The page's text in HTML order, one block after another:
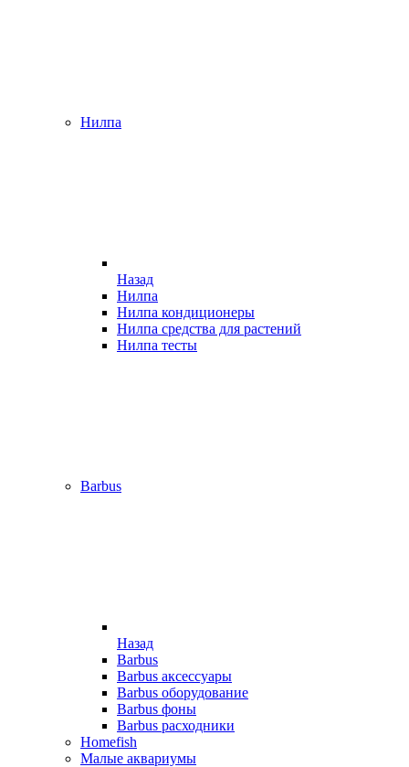
Нилпа
Назад
Нилпа
Нилпа кондиционеры
Нилпа средства для растений
Нилпа тесты
Barbus
Назад
Barbus
Barbus аксессуары
Barbus оборудование
Barbus фоны
Barbus расходники
Homefish
Малые аквариумы